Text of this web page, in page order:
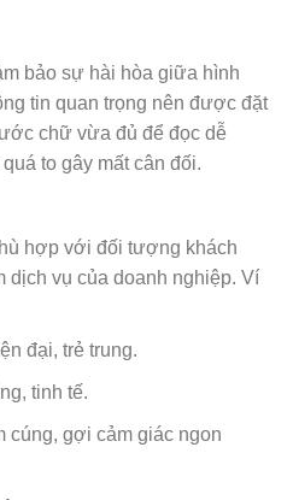
bảo sự hài hòa giữa hình
tin quan trọng nên được đặt
chữ vừa đủ để đọc dễ
to gây mất cân đối.
hợp với đối tượng khách
dịch vụ của doanh nghiệp. Ví
đại, trẻ trung.
tinh tế.
cúng, gợi cảm giác ngon